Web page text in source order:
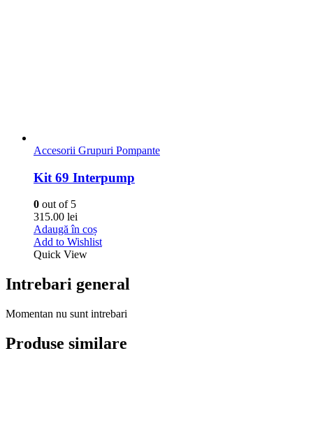
Produse similare
Detergenti Auto Exterior
Shine Black 30
0out of 5
450.00lei
Add to Wishlist
Quick View
Detergenti Auto Exterior
Super Activ ROSU parfumat